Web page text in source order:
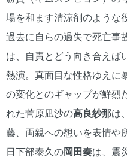
場を和ます清涼剤のような
過去に自らの過失で死亡事
は、自責とどう向き合えば
熱演。真面目な性格ゆえに
の変化とのギャップが鮮烈
れた菅原凪沙の高良紗那は
藤、両親への想いを表情や
日下部泰久の岡田奏は、震